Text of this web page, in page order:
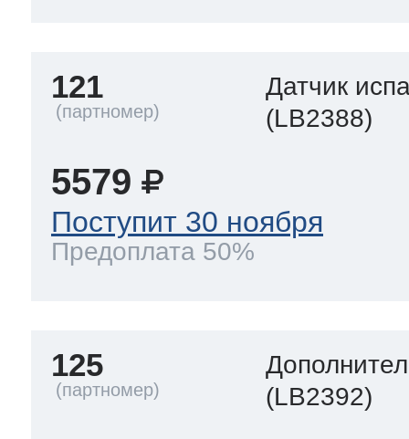
121
Датчик
(LB2388)
5579
Поступит 30 ноября
Предоплата 50%
125
(LB2392)